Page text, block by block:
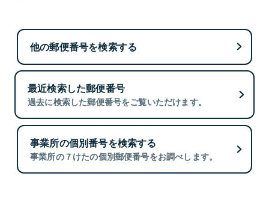
他の郵便番号を検索する
最近検索した郵便番号
過去に検索した郵便番号をご覧いただけます。
事業所の個別番号を検索する
事業所の７けたの個別郵便番号をお調べします。